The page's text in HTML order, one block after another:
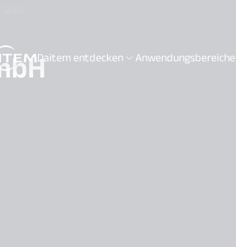
Daitem entdecken Anwendungsbereiche